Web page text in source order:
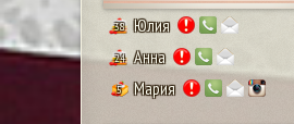
38 Юлия
24 Анна
5 Мария